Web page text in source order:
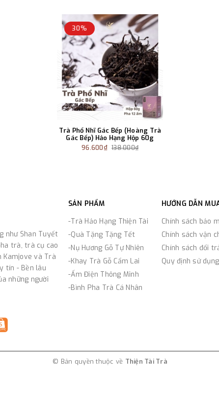
30%
Trà Phổ Nhĩ Gác Bếp (Hoàng Trà
Gác Bếp) Hảo Hạng Hộp 60g
96.600₫ 138.000₫
như Shan Tuyết
trà, trà cụ cao
Kamjove và Trà
tín - Bền lâu
những người
SẢN PHẨM
-Trà Hảo Hạng Thiện Tài
-Quà Tặng Tặng Tết
-Nụ Hương Gỗ Tự Nhiên
-Khay Trà Gỗ Cẩm Lai
-Ấm Điện Thông Minh
-Bình Pha Trà Cá Nhân
HƯỚNG DẪN
Chính sách bảo
Chính sách vận
Chính sách đổi
Quy định sử dụng
© Bản quyền thuộc về Thiện Tài Trà